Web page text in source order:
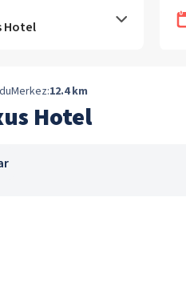
Merkez:12.4 km
Hotel